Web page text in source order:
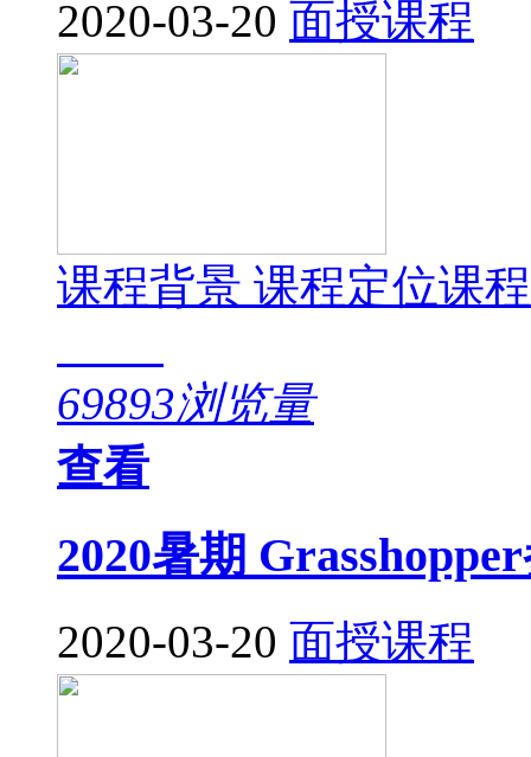
2020-03-20 面授课程
课程背景 课程定位课
69893浏览量
查看
2020暑期
2020-03-20 面授课程